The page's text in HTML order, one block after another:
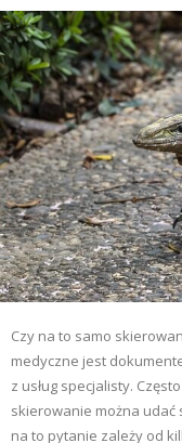
Czy na to samo
medyczne jest
z usług specjalisty.
skierowanie można udać
na to pytanie zależy od